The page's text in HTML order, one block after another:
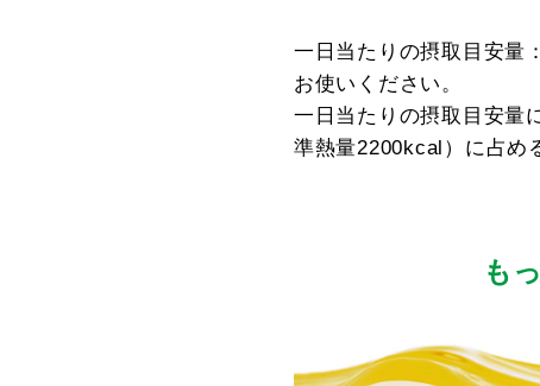
一日当たりの摂取目安量
お使いください。
一日当たりの摂取目安量
準熱量2200kcal）に占め
も